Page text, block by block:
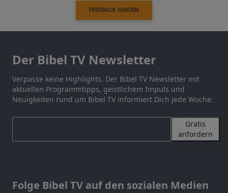
FEEDBACK SENDEN
Der Bibel TV Newsletter
Verpasse keine Highlights. Der Bibel TV Newsletter mit
aktuellen Programmtipps, geistlichem Impuls und
Neuigkeiten rund um Bibel TV informiert Dich jede Woche.
Gratis
anfordern
Folge Bibel TV auf den sozialen Medien